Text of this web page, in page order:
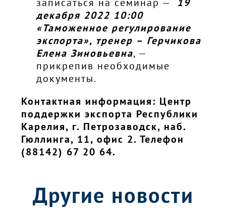
декабря 2022 10:00
«Таможенное регулирование
экспорта», тренер – Герчикова
Елена Зиновьевна, —
прикрепив необходимые
документы.
Контактная информация: Центр
поддержки экспорта Республики
Карелия, г. Петрозаводск, наб.
Гюллинга, 11, офис 2. Телефон
(88142) 67 20 64.
Другие новости